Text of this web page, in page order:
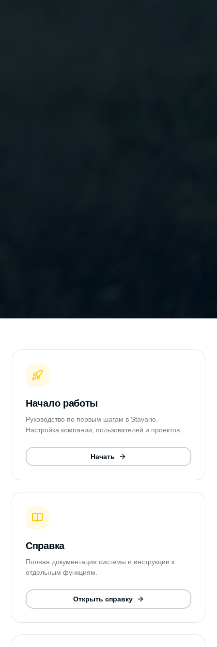
Начало работы
Руководство по первым шагам в Stavario.
Настройка компании, пользователей и проектов.
Начать
Справка
Полная документация системы и инструкции к
отдельным функциям.
Открыть справку